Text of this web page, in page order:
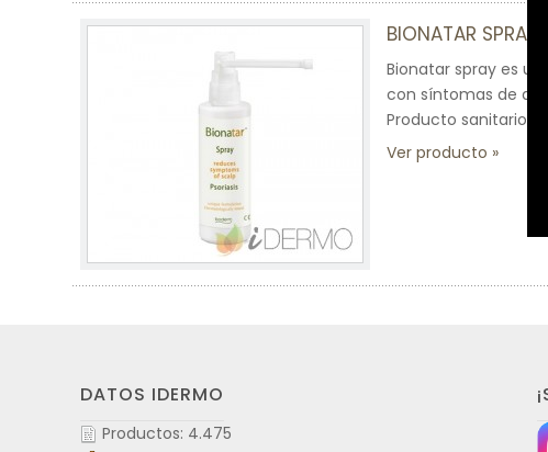
BIONATAR SPRAY
Bionatar spray es
con síntomas de
Producto sanitario.
Ver producto
DATOS IDERMO
Productos: 4.475